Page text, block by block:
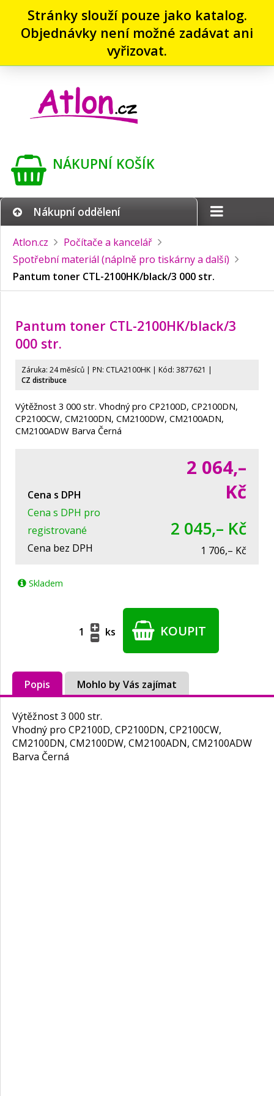
Stránky slouží pouze jako katalog.
Objednávky není možné zadávat ani
vyřizovat.
NÁKUPNÍ KOŠÍK
Nákupní oddělení
Atlon.cz
Počítače a kancelář
Spotřební materiál (náplně pro tiskárny a další)
Pantum toner CTL-2100HK/black/3 000 str.
Pantum toner CTL-2100HK/black/3
000 str.
Záruka: 24 měsíců | PN: CTLA2100HK | Kód: 3877621 |
CZ distribuce
Výtěžnost 3 000 str. Vhodný pro CP2100D, CP2100DN,
CP2100CW, CM2100DN, CM2100DW, CM2100ADN,
CM2100ADW Barva Černá
Cena s DPH
2 064,–
Kč
Cena s DPH pro
registrované
2 045,– Kč
Cena bez DPH 1 706,– Kč
Skladem
ks KOUPIT
Popis Mohlo by Vás zajímat
Výtěžnost 3 000 str.
Vhodný pro CP2100D, CP2100DN, CP2100CW,
CM2100DN, CM2100DW, CM2100ADN, CM2100ADW
Barva Černá